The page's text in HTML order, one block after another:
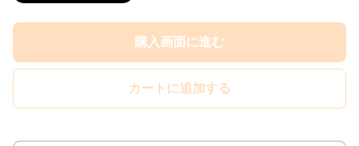
購入画面に進む
カートに追加する